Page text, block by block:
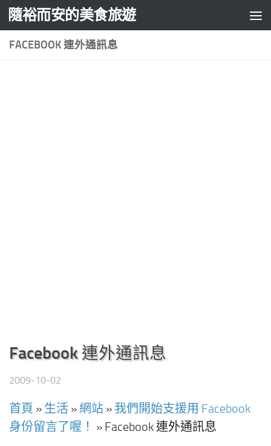
Skip to content
隨裕而安的美食旅遊
FACEBOOK 連外通訊息
Facebook 連外通訊息
2009-10-02
首頁 » 生活 » 網站 » 我們開始支援用 Facebook
身份留言了喔！ » Facebook 連外通訊息